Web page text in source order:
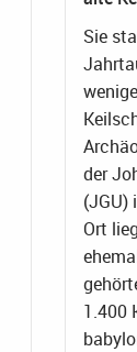
Sie
der
(JGU)
Ort
1.400